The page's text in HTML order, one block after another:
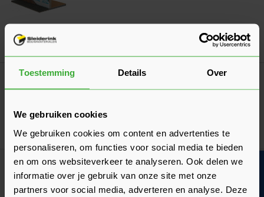
Toestemming Details Over
We gebruiken cookies
We gebruiken cookies om content en advertenties te
personaliseren, om functies voor social media te bieden
en om ons websiteverkeer te analyseren. Ook delen we
informatie over je gebruik van onze site met onze
partners voor social media, adverteren en analyse. Deze
Vuren Ventilatielat Geïmpregneerd Zwart
Gegrond 28x45
Nu3,26 per m¹
Bahco Barracuda handzaag 55 cm
Nu 19,36per stuk